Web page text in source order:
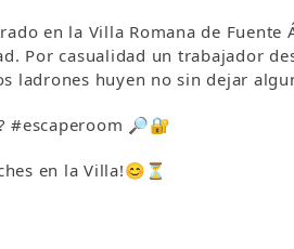
en la Villa Romana de
Por casualidad un trabajador
ladrones huyen no sin dejar
#escaperoom 🔎🔐
en la Villa!😊⏳